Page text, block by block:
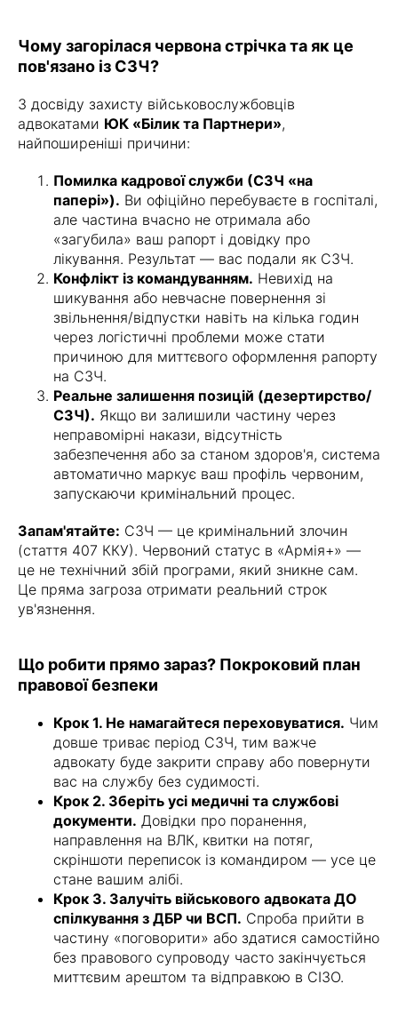
Чому загорілася червона стрічка та як це
пов'язано із СЗЧ?
З досвіду захисту військовослужбовців
адвокатами ЮК «Білик та Партнери»,
найпоширеніші причини:
Помилка кадрової служби (СЗЧ «на
папері»). Ви офіційно перебуваєте в госпіталі,
але частина вчасно не отримала або
«загубила» ваш рапорт і довідку про
лікування. Результат — вас подали як СЗЧ.
Конфлікт із командуванням. Невихід на
шикування або невчасне повернення зі
звільнення/відпустки навіть на кілька годин
через логістичні проблеми може стати
причиною для миттєвого оформлення рапорту
на СЗЧ.
Реальне залишення позицій (дезертирство/
СЗЧ). Якщо ви залишили частину через
неправомірні накази, відсутність
забезпечення або за станом здоров'я, система
автоматично маркує ваш профіль червоним,
запускаючи кримінальний процес.
Запам'ятайте: СЗЧ — це кримінальний злочин
(стаття 407 ККУ). Червоний статус в «Армія+» —
це не технічний збій програми, який зникне сам.
Це пряма загроза отримати реальний строк
ув'язнення.
Що робити прямо зараз? Покроковий план
правової безпеки
Крок 1. Не намагайтеся переховуватися. Чим
довше триває період СЗЧ, тим важче
адвокату буде закрити справу або повернути
вас на службу без судимості.
Крок 2. Зберіть усі медичні та службові
документи. Довідки про поранення,
направлення на ВЛК, квитки на потяг,
скріншоти переписок із командиром — усе це
стане вашим алібі.
Крок 3. Залучіть військового адвоката ДО
спілкування з ДБР чи ВСП. Спроба прийти в
частину «поговорити» або здатися самостійно
без правового супроводу часто закінчується
миттєвим арештом та відправкою в СІЗО.